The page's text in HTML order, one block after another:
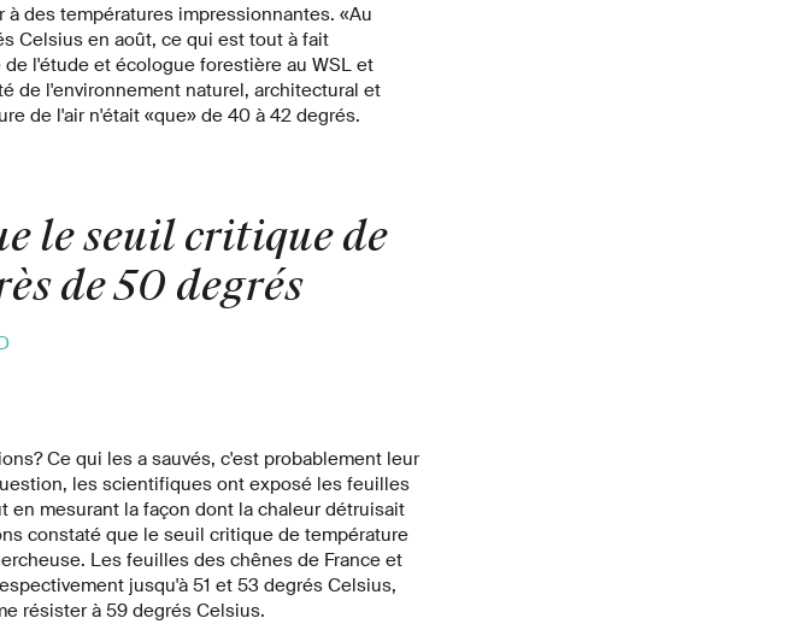
des températures impressionnantes. «Au
Celsius en août, ce qui est tout à fait
l'étude et écologue forestière au WSL et
de l'environnement naturel, architectural et
de l'air n'était «que» de 40 à 42 degrés.
le seuil critique de
de 50 degrés
Ce qui les a sauvés, c'est probablement leur
les scientifiques ont exposé les feuilles
en mesurant la façon dont la chaleur détruisait
constaté que le seuil critique de température
Les feuilles des chênes de France et
jusqu'à 51 et 53 degrés Celsius,
résister à 59 degrés Celsius.